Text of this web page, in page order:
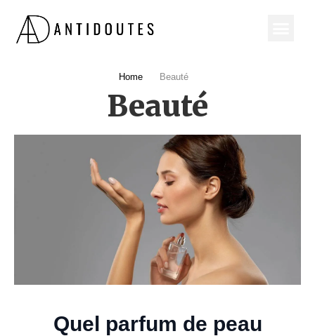
Home Beauté
Beauté
Quel parfum de peau